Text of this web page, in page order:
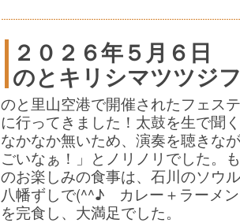
２０２６年５月６日
のとキリシマツツジ
のと里山空港で開催されたフェス
に行ってきました！太鼓を生で聞
なかなか無いため、演奏を聴きな
ごいなぁ！」とノリノリでした。
のお楽しみの食事は、石川のソウ
八幡ずしで(^^♪ カレー＋ラーメ
を完食し、大満足でした。